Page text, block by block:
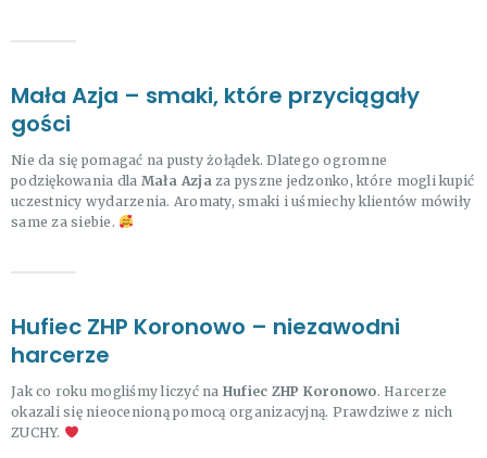
Mała Azja – smaki, które przyciągały
gości
Nie da się pomagać na pusty żołądek. Dlatego ogromne
podziękowania dla Mała Azja za pyszne jedzonko, które mogli kupić
uczestnicy wydarzenia. Aromaty, smaki i uśmiechy klientów mówiły
same za siebie.
Hufiec ZHP Koronowo – niezawodni
harcerze
Jak co roku mogliśmy liczyć na Hufiec ZHP Koronowo. Harcerze
okazali się nieocenioną pomocą organizacyjną. Prawdziwe z nich
ZUCHY.